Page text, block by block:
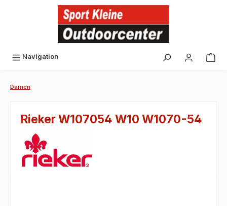
Navigation
Damen
Rieker W107054 W10 W1070-54